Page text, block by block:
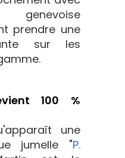
prendre une
sur les
100 %
une
jumelle "P.